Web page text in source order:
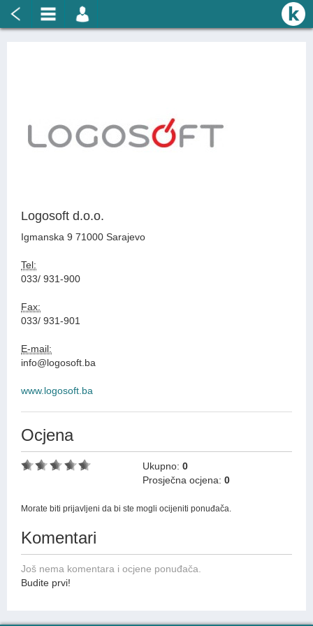
Logosoft d.o.o.
Igmanska 9 71000 Sarajevo
Tel:
033/ 931-900
Fax:
033/ 931-901
E-mail:
info@logosoft.ba
www.logosoft.ba
Ocjena
Ukupno:0
Prosječna ocjena:0
Morate biti prijavljeni da bi ste mogli ocijeniti ponuđača.
Komentari
Još nema komentara i ocjene ponuđača.
Budite prvi!